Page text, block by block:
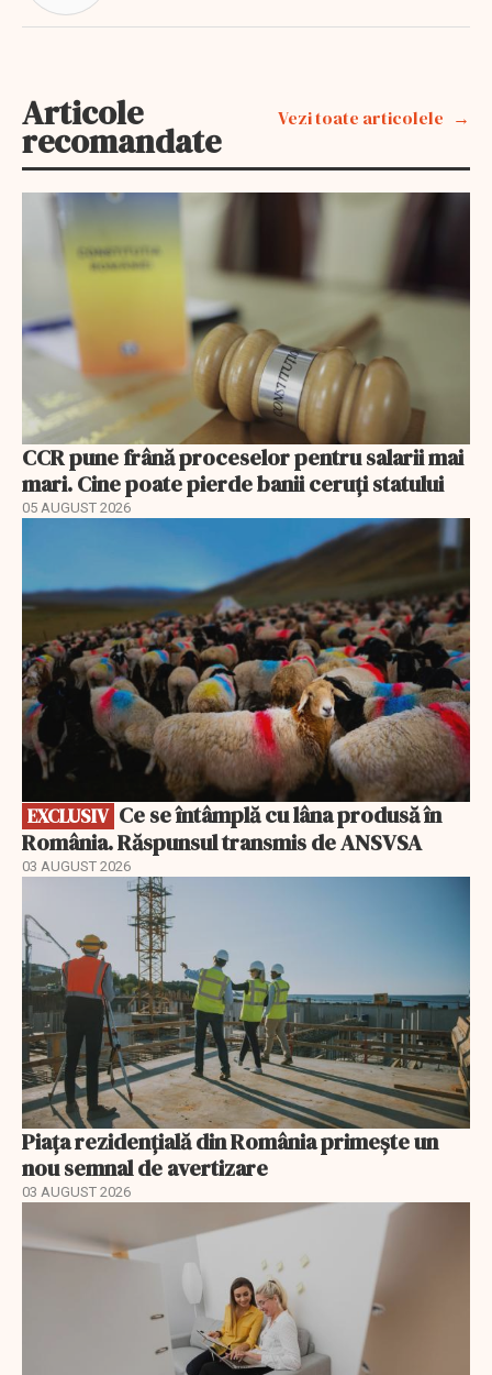
Articole
recomandate
Vezi toate articolele
CCR pune frână proceselor pentru salarii mai
mari. Cine poate pierde banii ceruți statului
05 AUGUST 2026
EXCLUSIV
România. Răspunsul transmis de ANSVSA
03 AUGUST 2026
Piața rezidențială din România primește un
nou semnal de avertizare
03 AUGUST 2026